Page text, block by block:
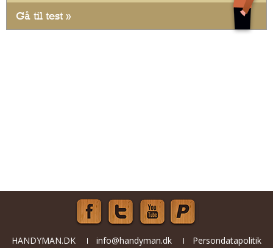
Gå til test »
HANDYMAN.DK info@handyman.dk Persondatapolitik